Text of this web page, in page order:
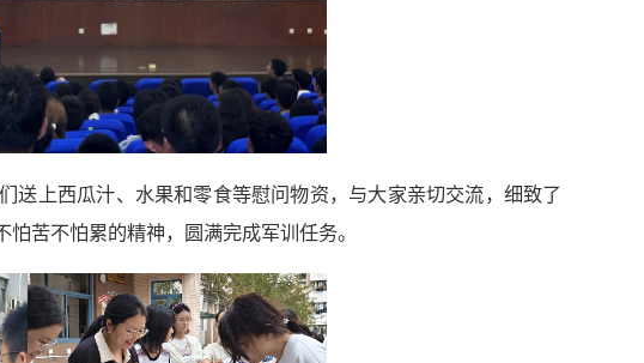
送上西瓜汁、水果和零食等慰问物资，与大家亲切交流，细致了
苦不怕累的精神，圆满完成军训任务。